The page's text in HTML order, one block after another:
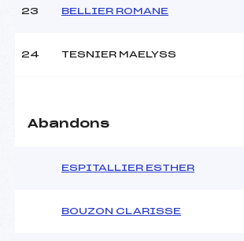
23 BELLIER ROMANE
24 TESNIER MAELYSS
Abandons
ESPITALLIER ESTHER
BOUZON CLARISSE